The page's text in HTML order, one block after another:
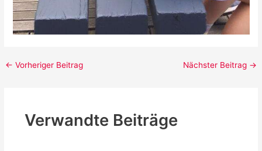
Post
← Vorheriger Beitrag Nächster Beitrag →
Verwandte Beiträge